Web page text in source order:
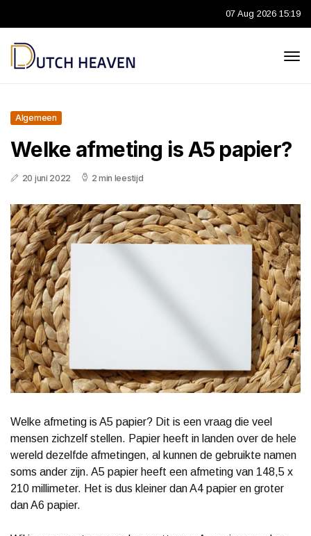
07 Aug 2026 15:19
Algemeen
Welke afmeting is A5 papier?
20 juni 2022 2 min leestijd
Welke afmeting is A5 papier? Dit is een vraag die veel
mensen zichzelf stellen. Papier heeft in landen over de hele
wereld dezelfde afmetingen, al kunnen de gebruikte namen
soms ander zijn. A5 papier heeft een afmeting van 148,5 x
210 millimeter. Het is dus kleiner dan A4 papier en groter
dan A6 papier.